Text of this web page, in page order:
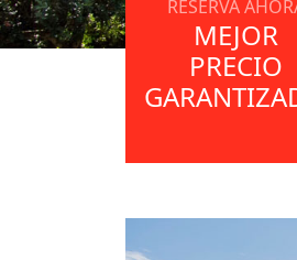
RESERVA
MEJOR
PRECIO